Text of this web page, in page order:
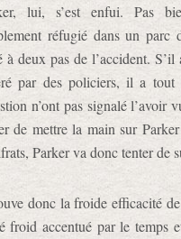
lui, s’est enfui. Pas
réfugié dans un parc
à deux pas de l’accident.
par des policiers, il a
n’ont pas signalé
de mettre la main sur
Parker va donc tenter de
donc la froide efficacité
accentué par le temps